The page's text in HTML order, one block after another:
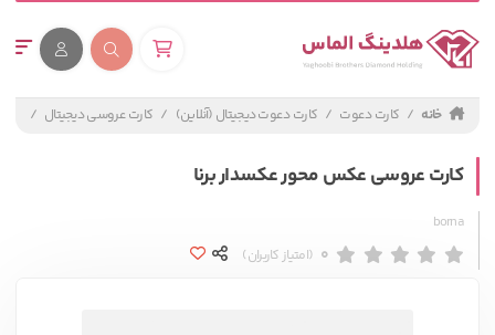
خانه کارت دعوت کارت دعوت دیجیتال (آنلاین) کارت عروسی دیجیتال
کارت عروسی عکس محور عکسدار برنا
borna
0 (امتیاز کاربران)